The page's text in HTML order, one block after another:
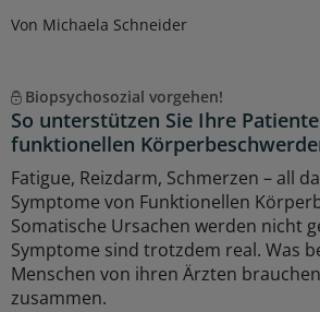
Von Michaela Schneider
Biopsychosozial vorgehen!
So unterstützen Sie Ihre
funktionellen
Fatigue, Reizdarm, Schmerzen – all
Symptome von Funktionellen
Somatische Ursachen werden nicht
Symptome sind trotzdem real. Was
Menschen von ihren Ärzten
zusammen.